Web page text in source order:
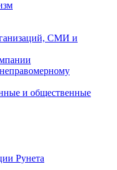
СМИ и
и общественные
Рунета